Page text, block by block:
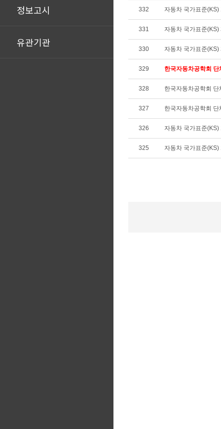
정보고시
유관기관
332 자동차 국가표준
331 자동차 국가표준
330 자동차 국가표준
329 한국자동차공학회
328 한국자동차공학회
327 한국자동차공학회
326 자동차 국가표준
325 자동차 국가표준